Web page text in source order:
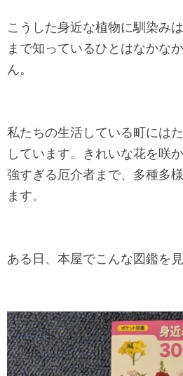
こうした身近な植物に馴染み
まで知っているひとはなかな
ん。
私たちの生活している町には
しています。きれいな花を咲
強すぎる厄介者まで、多種多
ます。
ある日、本屋でこんな図鑑を見